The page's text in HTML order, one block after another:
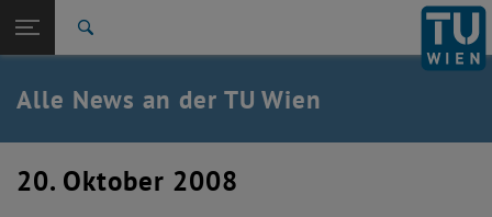
TU Login
Quicklinks
Quicklinks-Menü umschalten
Studium
Karriere
Zurück: Subseiten von TU Wien Startseite auflisten
Zurück zur letzten Ebene:
TU Wien Startseite
Alle News an der TU Wien
20. Oktober 2008